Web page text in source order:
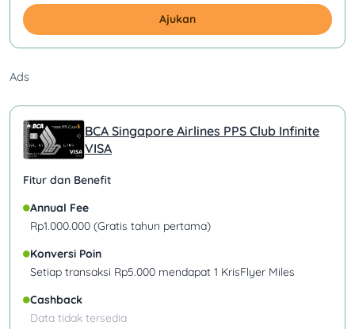
Ajukan
Ads
BCA Singapore Airlines PPS Club Infinite
VISA
Fitur dan Benefit
Annual Fee
Rp1.000.000 (Gratis tahun pertama)
Konversi Poin
Setiap transaksi Rp5.000 mendapat 1 KrisFlyer Miles
Cashback
Data tidak tersedia